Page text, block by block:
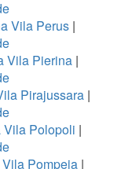
Vila Perus|
Vila Pierina |
Pirajussara |
Vila Polopoli |
Pompeia|